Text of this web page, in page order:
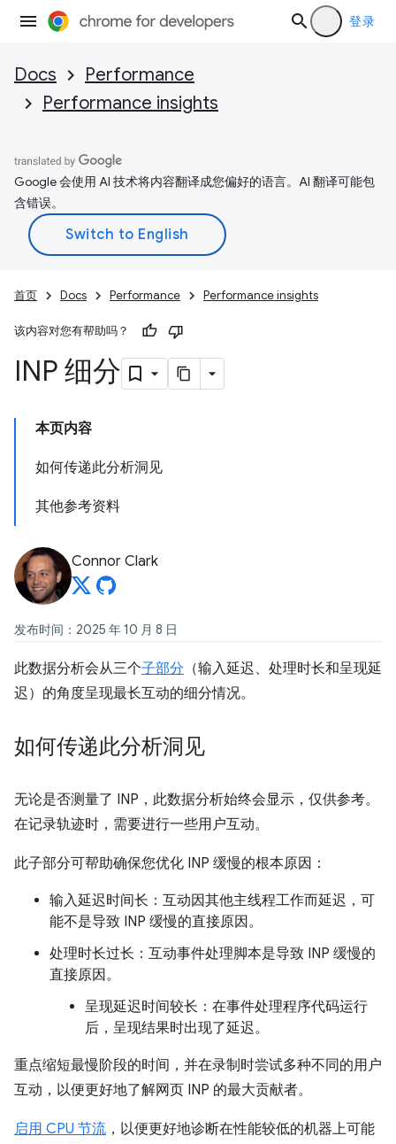
登录
Docs
Performance
Performance insights
Google 会使用 AI 技术将内容翻译成您偏好的语言。AI 翻译可能包
含错误。
首页 Docs Performance Performance insights
该内容对您有帮助吗？
INP 细分
本页内容
如何传递此分析洞见
其他参考资料
Connor Clark
发布时间：2025 年 10 月 8 日
此数据分析会从三个子部分 （输入延迟、处理时长和呈现延
迟）的角度呈现最长互动的细分情况。
如何传递此分析洞见
无论是否测量了 INP，此数据分析始终会显示，仅供参考。
在记录轨迹时，需要进行一些用户互动。
此子部分可帮助确保您优化 INP 缓慢的根本原因：
输入延迟时间长：互动因其他主线程工作而延迟，可
能不是导致 INP 缓慢的直接原因。
处理时长过长：互动事件处理脚本是导致 INP 缓慢的
直接原因。
呈现延迟时间较长：在事件处理程序代码运行
后，呈现结果时出现了延迟。
重点缩短最慢阶段的时间，并在录制时尝试多种不同的用户
互动，以便更好地了解网页 INP 的最大贡献者。
启用 CPU 节流 ，以便更好地诊断在性能较低的机器上可能